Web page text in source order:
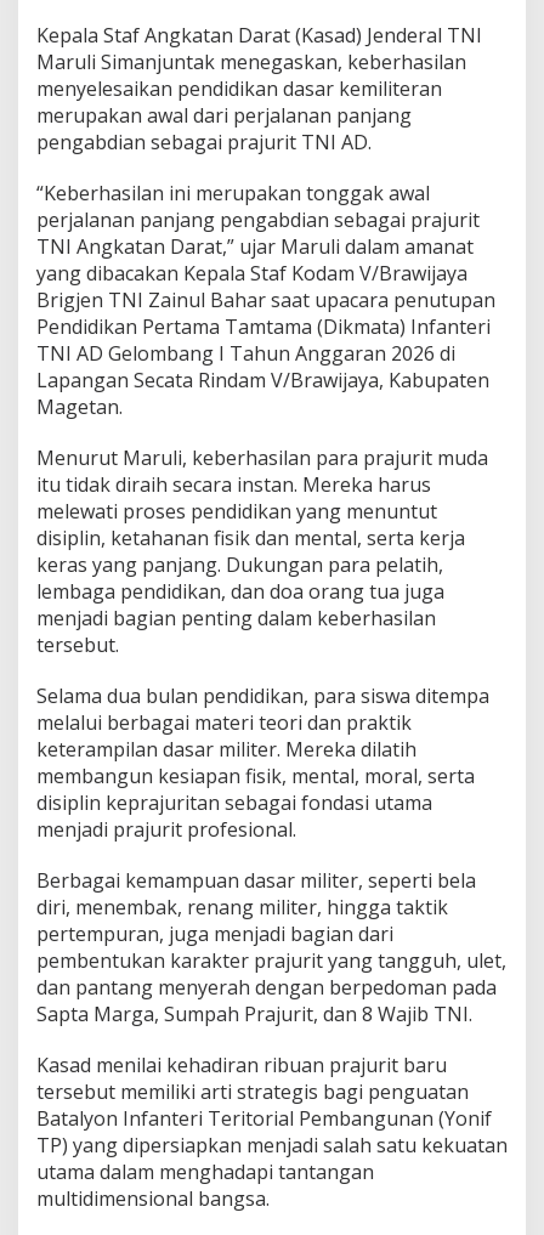
d
a
p
i
T
a
n
a
n
g
a
P
e
t
n
a
n
d
a
n
P
e
b
d
i
a
d
i
e
n
a
h
R
a
y
a
t
Kepala Staf Angkatan Darat (Kasad) Jenderal TNI
Maruli Simanjuntak menegaskan, keberhasilan
menyelesaikan pendidikan dasar kemiliteran
merupakan awal dari perjalanan panjang
pengabdian sebagai prajurit TNI AD.
“Keberhasilan ini merupakan tonggak awal
perjalanan panjang pengabdian sebagai prajurit
TNI Angkatan Darat,” ujar Maruli dalam amanat
yang dibacakan Kepala Staf Kodam V/Brawijaya
Brigjen TNI Zainul Bahar saat upacara penutupan
Pendidikan Pertama Tamtama (Dikmata) Infanteri
TNI AD Gelombang I Tahun Anggaran 2026 di
Lapangan Secata Rindam V/Brawijaya, Kabupaten
Magetan.
Menurut Maruli, keberhasilan para prajurit muda
itu tidak diraih secara instan. Mereka harus
melewati proses pendidikan yang menuntut
disiplin, ketahanan fisik dan mental, serta kerja
keras yang panjang. Dukungan para pelatih,
lembaga pendidikan, dan doa orang tua juga
menjadi bagian penting dalam keberhasilan
tersebut.
Selama dua bulan pendidikan, para siswa ditempa
melalui berbagai materi teori dan praktik
keterampilan dasar militer. Mereka dilatih
membangun kesiapan fisik, mental, moral, serta
disiplin keprajuritan sebagai fondasi utama
menjadi prajurit profesional.
Berbagai kemampuan dasar militer, seperti bela
diri, menembak, renang militer, hingga taktik
pertempuran, juga menjadi bagian dari
pembentukan karakter prajurit yang tangguh, ulet,
dan pantang menyerah dengan berpedoman pada
Sapta Marga, Sumpah Prajurit, dan 8 Wajib TNI.
Kasad menilai kehadiran ribuan prajurit baru
tersebut memiliki arti strategis bagi penguatan
Batalyon Infanteri Teritorial Pembangunan (Yonif
TP) yang dipersiapkan menjadi salah satu kekuatan
utama dalam menghadapi tantangan
multidimensional bangsa.